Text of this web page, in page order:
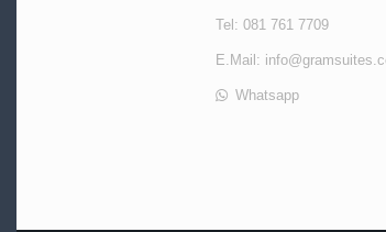
Tel: 081 761 7709
E.Mail:
Whatsapp